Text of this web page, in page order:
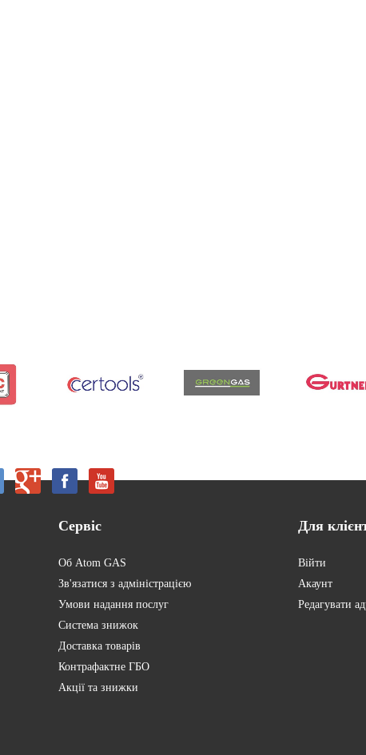
Сервіс
Об Atom GAS
Зв'язатися з адміністрацією
Умови надання послуг
Система знижок
Доставка товарів
Контрафактне ГБО
Акції та знижки
Для
Війти
Акаунт
Редагувати